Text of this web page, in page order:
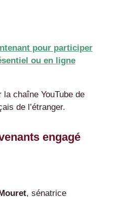
pour participer
ou en ligne
chaîne YouTube de
de l’étranger.
engagé
, sénatrice